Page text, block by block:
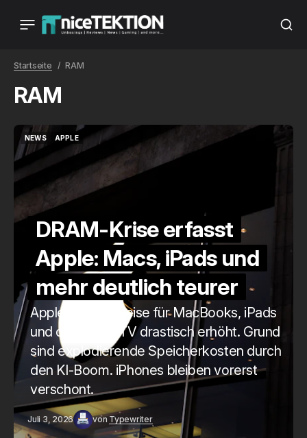
Startseite RAM
RAM
NEWS
NEWS
APPLE
DRAM-Krise erfasst
Apple: Macs, iPads und
mehr deutlich teurer
Apple hat die Preise für MacBooks, iPads
und das Apple TV drastisch erhöht. Grund
sind explodierende Speicherkosten durch
den KI-Boom. iPhones bleiben vorerst
verschont.
Juli 3, 2026 von Typewriter